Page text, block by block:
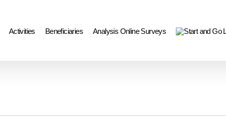
Activities Beneficiaries Analysis Online Surveys